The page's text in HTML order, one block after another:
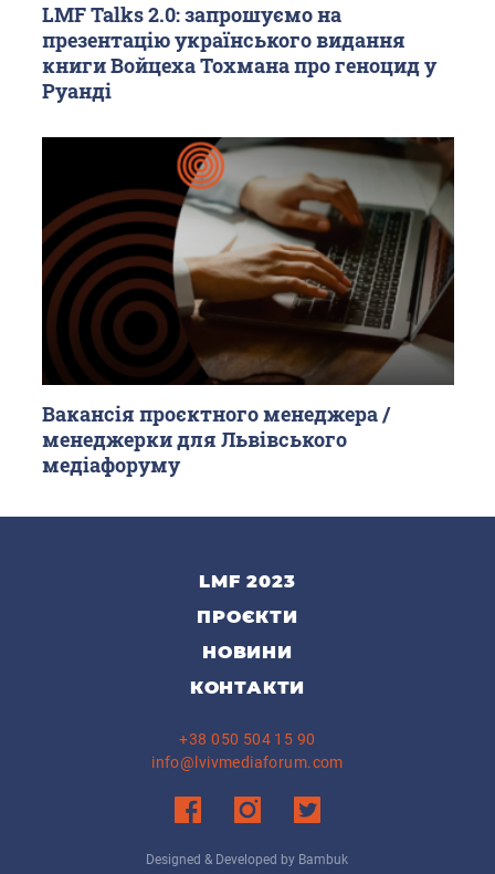
LMF Talks 2.0: запрошуємо на
презентацію українського видання
книги Войцеха Тохмана про геноцид у
Руанді
Вакансія проєктного менеджера /
менеджерки для Львівського
медіафоруму
LMF 2023
ПРОЄКТИ
НОВИНИ
КОНТАКТИ
+38 050 504 15 90
info@lvivmediaforum.com
Designed & Developed by Bambuk